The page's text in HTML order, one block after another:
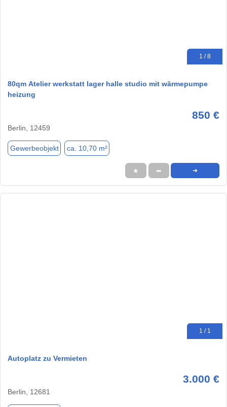
1 / 8
80qm Atelier werkstatt lager halle studio mit wärmepumpe
heizung
850 €
Berlin, 12459
Gewerbeobjekt ca. 10,70 m²
★ ➦ ➜
1 / 1
Autoplatz zu Vermieten
3.000 €
Berlin, 12681